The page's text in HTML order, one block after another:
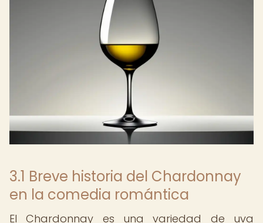
3.1 Breve historia del Chardonnay
en la comedia romántica
El Chardonnay es una variedad de uva